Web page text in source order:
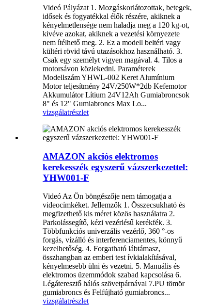
Videó Pályázat 1. Mozgáskorlátozottak, betegek,
idősek és fogyatékkal élők részére, akiknek a
kényelmetlensége nem haladja meg a 120 kg-ot,
kivéve azokat, akiknek a vezetési környezete
nem ítélhető meg. 2. Ez a modell beltéri vagy
kültéri rövid távú utazásokhoz használható. 3.
Csak egy személyt vigyen magával. 4. Tilos a
motorsávon közlekedni. Paraméterek
Modellszám YHWL-002 Keret Alumínium
Motor teljesítmény 24V/250W*2db Kefemotor
Akkumulátor Lítium 24V12Ah Gumiabroncsok
8" és 12" Gumiabroncs Max Lo...
vizsgálatrészlet
AMAZON akciós elektromos
kerekesszék egyszerű vázszerkezettel:
YHW001-F
Videó Az Ön böngészője nem támogatja a
videocímkéket. Jellemzők 1. Összecsukható és
megfizethető kis méret közös használatra 2.
Parkolássegítő, kézi vezérlésű kerékfék. 3.
Többfunkciós univerzális vezérlő, 360 °-os
forgás, vízálló és interferenciamentes, könnyű
kezelhetőség. 4. Forgatható lábtámasz,
összhangban az emberi test ívkialakításával,
kényelmesebb ülni és vezetni. 5. Manuális és
elektromos üzemmódok szabad kapcsolása 6.
Légáteresztő hálós szövetpárnával 7.PU tömör
gumiabroncs és Felfújható gumiabroncs...
vizsgálatrészlet